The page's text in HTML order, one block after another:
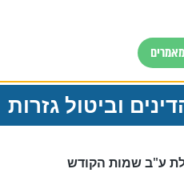
לבנון
של טראמפ
שקיפות ועם הרבה